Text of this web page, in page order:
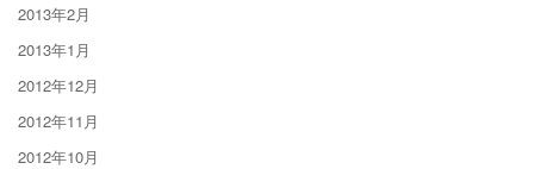
2013年2月
2013年1月
2012年12月
2012年11月
2012年10月